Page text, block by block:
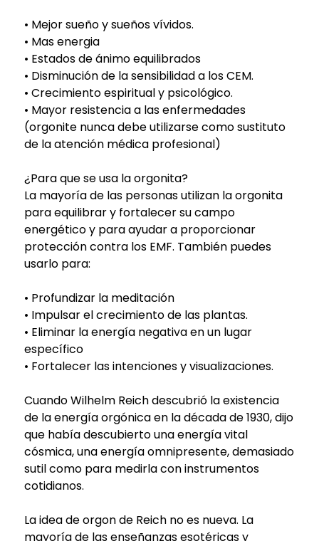
• Mejor sueño y sueños vívidos.
• Mas energia
• Estados de ánimo equilibrados
• Disminución de la sensibilidad a los CEM.
• Crecimiento espiritual y psicológico.
• Mayor resistencia a las enfermedades
(orgonite nunca debe utilizarse como sustituto
de la atención médica profesional)
¿Para que se usa la orgonita?
La mayoría de las personas utilizan la orgonita
para equilibrar y fortalecer su campo
energético y para ayudar a proporcionar
protección contra los EMF. También puedes
usarlo para:
• Profundizar la meditación
• Impulsar el crecimiento de las plantas.
• Eliminar la energía negativa en un lugar
específico
• Fortalecer las intenciones y visualizaciones.
Cuando Wilhelm Reich descubrió la existencia
de la energía orgónica en la década de 1930, dijo
que había descubierto una energía vital
cósmica, una energía omnipresente, demasiado
sutil como para medirla con instrumentos
cotidianos.
La idea de orgon de Reich no es nueva. La
mayoría de las enseñanzas esotéricas y